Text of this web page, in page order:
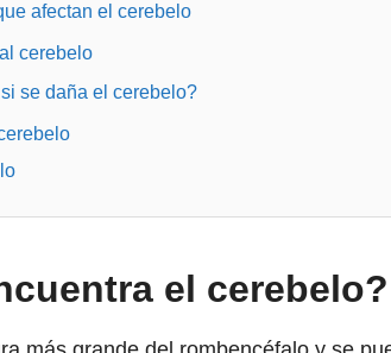
afectan el cerebelo
cerebelo
se daña el cerebelo?
el cerebelo?